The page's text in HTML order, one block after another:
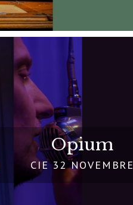
Opium
CIE 32 NOVEMBRE